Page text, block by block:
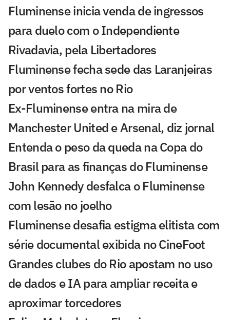
Fluminense inicia venda de ingressos
para duelo com o Independiente
Rivadavia, pela Libertadores
Fluminense fecha sede das Laranjeiras
por ventos fortes no Rio
Ex-Fluminense entra na mira de
Manchester United e Arsenal, diz jornal
Entenda o peso da queda na Copa do
Brasil para as finanças do Fluminense
John Kennedy desfalca o Fluminense
com lesão no joelho
Fluminense desafia estigma elitista com
série documental exibida no CineFoot
Grandes clubes do Rio apostam no uso
de dados e IA para ampliar receita e
aproximar torcedores